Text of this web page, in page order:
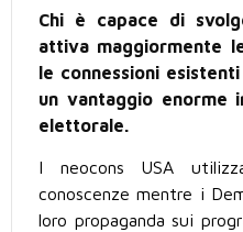
Chi è capace di
attiva maggiormente
le connessioni
un vantaggio enorme
elettorale.
I neocons USA
conoscenze mentre i
loro propaganda sui